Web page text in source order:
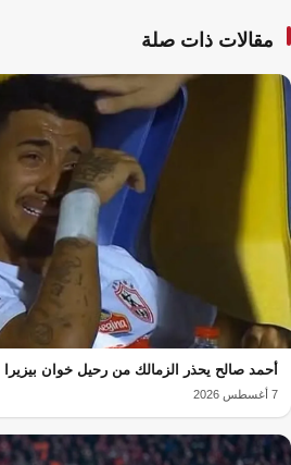
مقالات ذات صلة
أحمد صالح يحذر الزمالك من رحيل خوان بيزيرا
7 أغسطس 2026